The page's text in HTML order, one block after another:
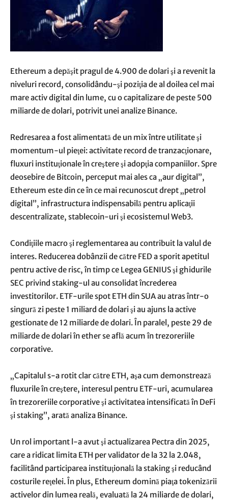
Ethereum a depăşit pragul de 4.900 de dolari şi a revenit la
niveluri record, consolidându-şi poziţia de al doilea cel mai
mare activ digital din lume, cu o capitalizare de peste 500
miliarde de dolari, potrivit unei analize Binance.
Redresarea a fost alimentată de un mix între utilitate şi
momentum-ul pieţei: activitate record de tranzacţionare,
fluxuri instituţionale în creştere şi adopţia companiilor. Spre
deosebire de Bitcoin, perceput mai ales ca „aur digital”,
Ethereum este din ce în ce mai recunoscut drept „petrol
digital”, infrastructura indispensabilă pentru aplicaţii
descentralizate, stablecoin-uri şi ecosistemul Web3.
Condiţiile macro şi reglementarea au contribuit la valul de
interes. Reducerea dobânzii de către FED a sporit apetitul
pentru active de risc, în timp ce Legea GENIUS şi ghidurile
SEC privind staking-ul au consolidat încrederea
investitorilor. ETF-urile spot ETH din SUA au atras într-o
singură zi peste 1 miliard de dolari şi au ajuns la active
gestionate de 12 miliarde de dolari. În paralel, peste 29 de
miliarde de dolari în ether se află acum în trezoreriile
corporative.
„Capitalul s-a rotit clar către ETH, aşa cum demonstrează
fluxurile în creştere, interesul pentru ETF-uri, acumularea
în trezoreriile corporative şi activitatea intensificată în DeFi
şi staking”, arată analiza Binance.
Un rol important l-a avut şi actualizarea Pectra din 2025,
care a ridicat limita ETH per validator de la 32 la 2.048,
facilitând participarea instituţională la staking şi reducând
costurile reţelei. În plus, Ethereum domină piaţa tokenizării
activelor din lumea reală, evaluată la 24 miliarde de dolari,